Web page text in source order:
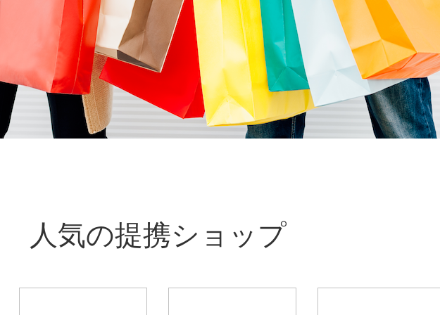
人気の提携ショップ